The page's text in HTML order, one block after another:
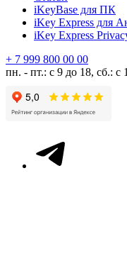
iKeyBase для ПК
iKey Express для
iKey Express
+ 7 999 800 00 00
пн. - пт.: с 9 до 18, сб.: с